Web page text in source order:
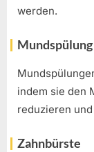
werden.
Mundspülung
indem sie den
reduzieren
Zahnbürste